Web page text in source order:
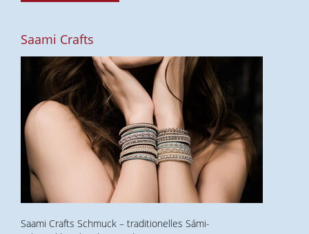
Saami Crafts
Saami Crafts Schmuck – traditionelles Sámi-